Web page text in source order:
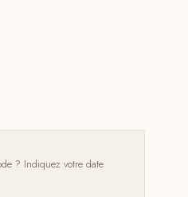
? Indiquez votre date